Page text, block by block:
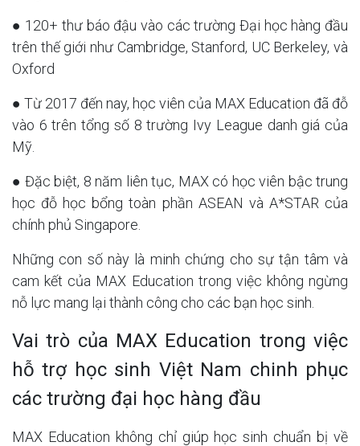
● 120+ thư báo đậu vào các trường Đại học hàng đầu
trên thế giới như Cambridge, Stanford, UC Berkeley, và
Oxford
● Từ 2017 đến nay, học viên của MAX Education đã đỗ
vào 6 trên tổng số 8 trường Ivy League danh giá của
Mỹ.
● Đặc biệt, 8 năm liên tục, MAX có học viên bậc trung
học đỗ học bổng toàn phần ASEAN và A*STAR của
chính phủ Singapore.
Những con số này là minh chứng cho sự tận tâm và
cam kết của MAX Education trong việc không ngừng
nỗ lực mang lại thành công cho các bạn học sinh.
Vai trò của MAX Education trong việc
hỗ trợ học sinh Việt Nam chinh phục
các trường đại học hàng đầu
MAX Education không chỉ giúp học sinh chuẩn bị về